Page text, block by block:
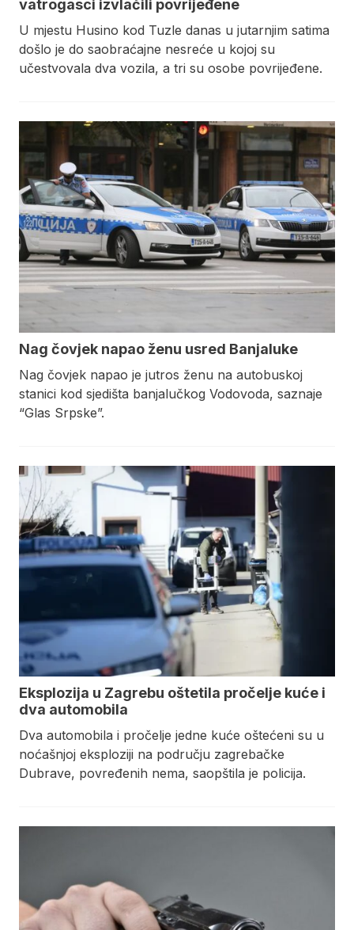
vatrogasci izvlačili povrijeđene
U mjestu Husino kod Tuzle danas u jutarnjim satima
došlo je do saobraćajne nesreće u kojoj su
učestvovala dva vozila, a tri su osobe povrijeđene.
Nag čovjek napao ženu usred Banjaluke
Nag čovjek napao je jutros ženu na autobuskoj
stanici kod sjedišta banjalučkog Vodovoda, saznaje
“Glas Srpske”.
Eksplozija u Zagrebu oštetila pročelje kuće i
dva automobila
Dva automobila i pročelje jedne kuće oštećeni su u
noćašnjoj eksploziji na području zagrebačke
Dubrave, povređenih nema, saopštila je policija.